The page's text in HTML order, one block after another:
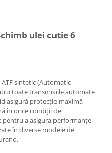
ulei cutie 6
sintetic (Automatic
toate transmisiile automate
asigură protecție maximă
în orice condiții de
pentru a asigura performanțe
în diverse modele de